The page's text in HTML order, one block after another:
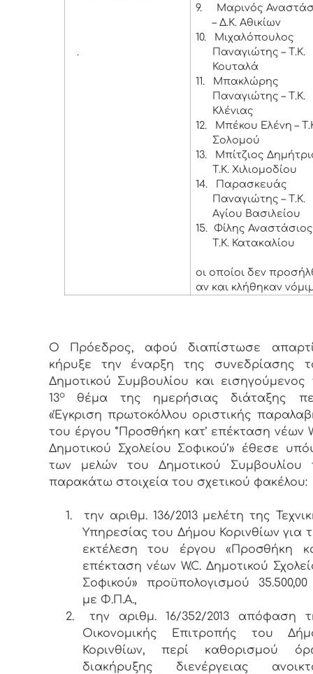
.
9.
Μαρινός
– Δ.Κ. Αθικίων
10.
Μιχαλόπουλος
Παναγιώτης – Τ.Κ.
Κουταλά
11.
Μπακλώρης
Παναγιώτης – Τ.Κ.
Κλένιας
12.
Μπέκου Ελένη –
Σολομού
13.
Μπίτζιος
Τ.Κ. Χιλιομοδίου
14.
Παρασκευάς
Παναγιώτης – Τ.Κ.
Αγίου Βασιλείου
15.
Φίλης Αναστάσιος
Τ.Κ. Κατακαλίου
οι οποίοι δεν
αν και κλήθηκαν
Ο Πρόεδρος, αφού διαπίστωσε
κήρυξε την έναρξη της συνεδρίασης
Δημοτικού Συμβουλίου και εισηγούμενος
13ο
θέμα της ημερήσιας διάταξης
«Έγκριση πρωτοκόλλου οριστικής
του έργου ‘’Προσθήκη κατ’ επέκταση νέων
Δημοτικού Σχολείου Σοφικού’» έθεσε
των μελών του Δημοτικού Συμβουλίου
παρακάτω στοιχεία του σχετικού φακέλου:
1.
την αριθμ. 136/2013 μελέτη της
Υπηρεσίας του Δήμου Κορινθίων για
εκτέλεση του έργου «Προσθήκη
επέκταση νέων W.C. Δημοτικού
Σοφικού» προϋπολογισμού
με Φ.Π.Α.,
2.
την αριθμ. 16/352/2013 απόφαση
Οικονομικής Επιτροπής του
Κορινθίων, περί καθορισμού
διακήρυξης διενέργειας